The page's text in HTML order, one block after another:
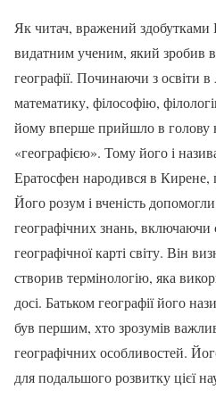
Як читач, вражений здобутками
видатним ученим, який зробив
географії. Починаючи з освіти
математику, філософію,
йому вперше прийшло в голову
«географією». Тому його і
Ератосфен народився в Кирене,
Його розум і вченість
географічних знань, включаючи
географічної карті світу. Він
створив термінологію, яка
досі. Батьком географії його
був першим, хто зрозумів
географічних особливостей.
для подальшого розвитку цієї